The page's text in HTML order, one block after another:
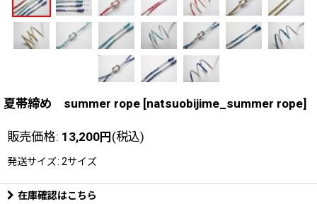
夏帯締め summer rope [natsuobijime_summer rope]
販売価格: 13,200円(税込)
発送サイズ: 2サイズ
在庫確認はこちら